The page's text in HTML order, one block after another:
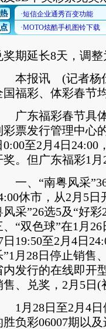
奖期延长8天，调整
报讯 (记者杨仕
国福彩、体彩春节
东福彩春节具体
彩票发行管理中心
0:00至2月4日
奖。但广东福彩1
、“南粤风采”36
休市，从2月5
风采”26选5及“好彩
、“双色球”在1月
日19:50至2月4日
”1月28日停止销售
内发行的在线即开
售、兑奖，2月5日
月28日至2月4日
胜负彩06007期以